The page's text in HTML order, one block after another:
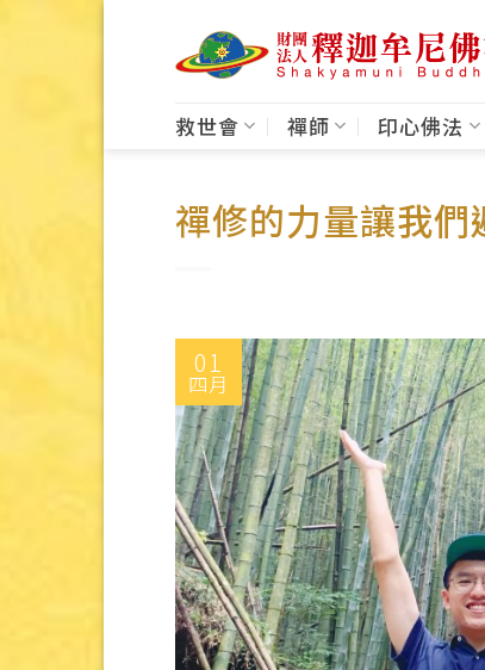
救世會 禪師 印心佛法
禪修的力量讓我
01
四月